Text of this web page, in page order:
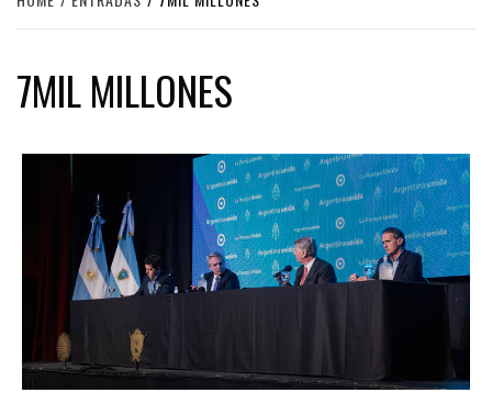
7MIL MILLONES